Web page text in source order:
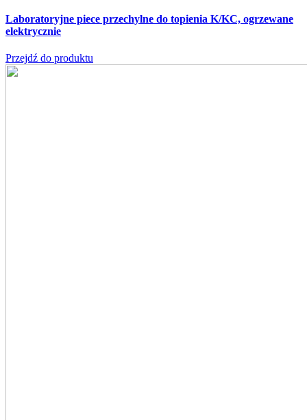
Laboratoryjne piece przechylne do topienia K/KC, ogrzewane
elektrycznie
Przejdź do produktu